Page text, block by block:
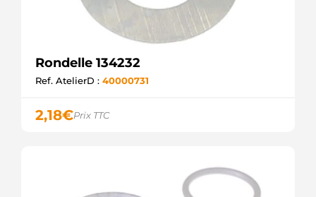
Rondelle 134232
Ref. AtelierD : 40000731
2,18€Prix TTC